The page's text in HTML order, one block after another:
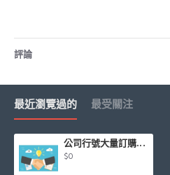
評論
最近瀏覽過的 最受關注
公司行號大量訂購_專案報價
$0